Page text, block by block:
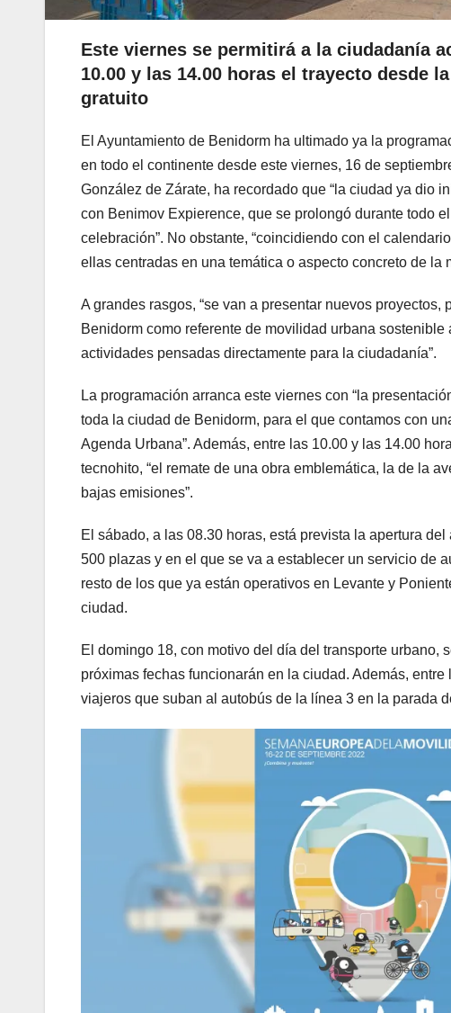
Este viernes se permitirá a la ciudadanía
10.00 y las 14.00 horas el trayecto desde
gratuito
El Ayuntamiento de Benidorm ha ultimado ya la
en todo el continente desde este viernes, 16 de
González de Zárate, ha recordado que “la ciudad ya dio
con Benimov Expierence, que se prolongó durante todo
celebración”. No obstante, “coincidiendo con el
ellas centradas en una temática o aspecto concreto de la
A grandes rasgos, “se van a presentar nuevos
Benidorm como referente de movilidad urbana
actividades pensadas directamente para la ciudadanía”.
La programación arranca este viernes con “la
toda la ciudad de Benidorm, para el que contamos con
Agenda Urbana”. Además, entre las 10.00 y las 14.00
tecnohito, “el remate de una obra emblemática, la de la
bajas emisiones”.
El sábado, a las 08.30 horas, está prevista la apertura
500 plazas y en el que se va a establecer un servicio de
resto de los que ya están operativos en Levante y
ciudad.
El domingo 18, con motivo del día del transporte urbano,
próximas fechas funcionarán en la ciudad. Además,
viajeros que suban al autobús de la línea 3 en la parada